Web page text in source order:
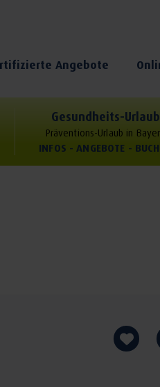
Angebote
Gesundheits-Urlaub
Präventions-Urlaub in
INFOS - ANGEBOTE -